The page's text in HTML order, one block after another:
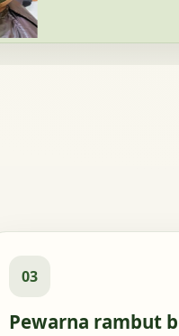
03
Pewarna rambut